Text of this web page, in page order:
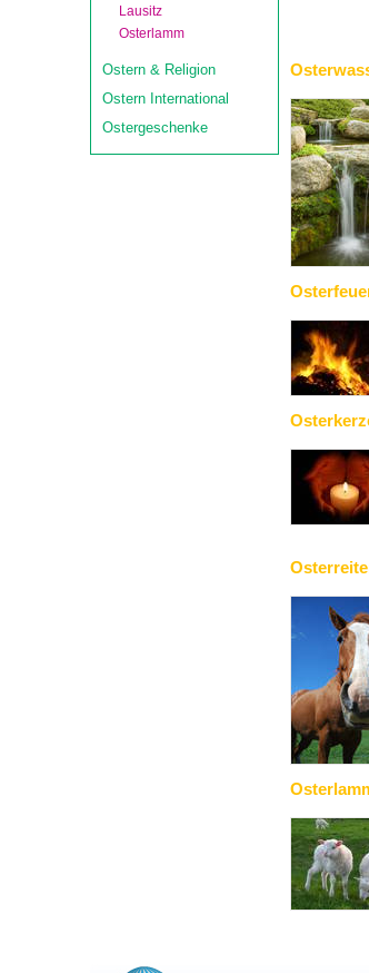
Lausitz
Osterlamm
Ostern & Religion
Ostern International
Ostergeschenke